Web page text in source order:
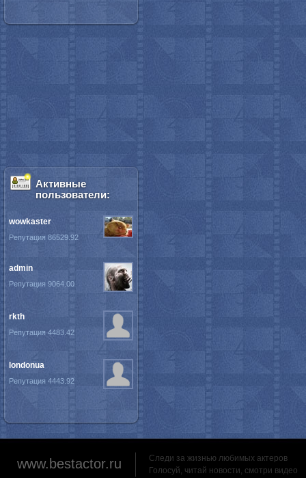
Активные
пользователи:
wowkaster
Репутация 86529.92
admin
Репутация 9064.00
rkth
Репутация 4483.42
londonua
Репутация 4443.92
www.bestactor.ru
Следи за жизнью любимых актеров
Голосуй, читай новости, смотри видео